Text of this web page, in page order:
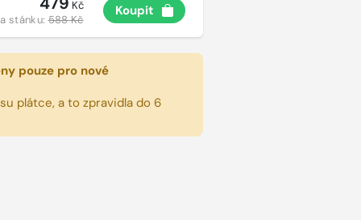
Kč
stánku:588 Kč
Koupit
pouze pro nové
plátce, a to zpravidla do 6